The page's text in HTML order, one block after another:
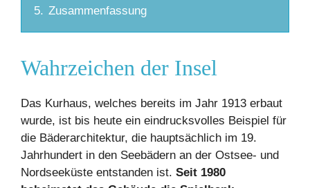
5. Zusammenfassung
Wahrzeichen der Insel
Das Kurhaus, welches bereits im Jahr 1913 erbaut
wurde, ist bis heute ein eindrucksvolles Beispiel für
die Bäderarchitektur, die hauptsächlich im 19.
Jahrhundert in den Seebädern an der Ostsee- und
Nordseeküste entstanden ist. Seit 1980